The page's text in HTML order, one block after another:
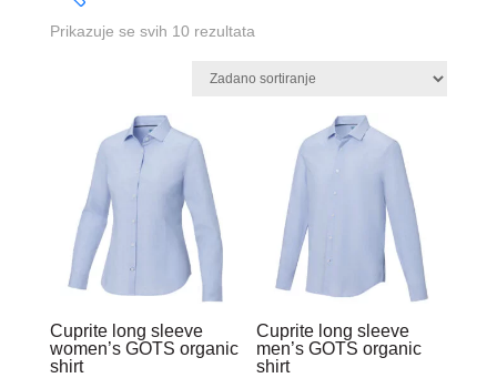
Prikazuje se svih 10 rezultata
Cuprite long sleeve
women’s GOTS organic
shirt
Cuprite long sleeve
men’s GOTS organic
shirt